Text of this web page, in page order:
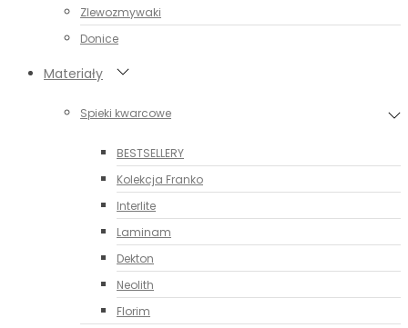
Zlewozmywaki
Donice
Materiały
Spieki kwarcowe
BESTSELLERY
Kolekcja Franko
Interlite
Laminam
Dekton
Neolith
Florim